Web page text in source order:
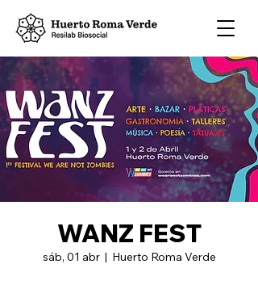
WANZ FEST
sáb, 01 abr
  |
Huerto Roma Verde